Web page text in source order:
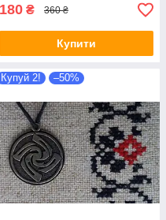
180 ₴ 360 ₴
Купити
Купуй 2! –50%